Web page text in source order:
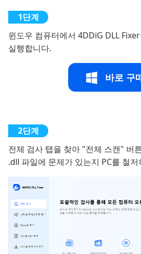
윈도우 컴퓨터에서 4DDiG DLL
실행합니다.
바로 구
전체 검사 탭을 찾아 "전체 스캔" 버
.dll 파일에 문제가 있는지 PC를 철